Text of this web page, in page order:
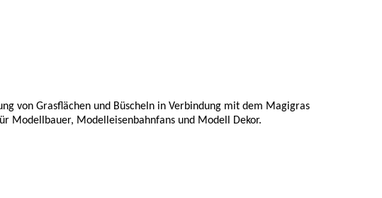
von Grasflächen und Büscheln in Verbindung mit dem Magigras
Modellbauer, Modelleisenbahnfans und Modell Dekor.